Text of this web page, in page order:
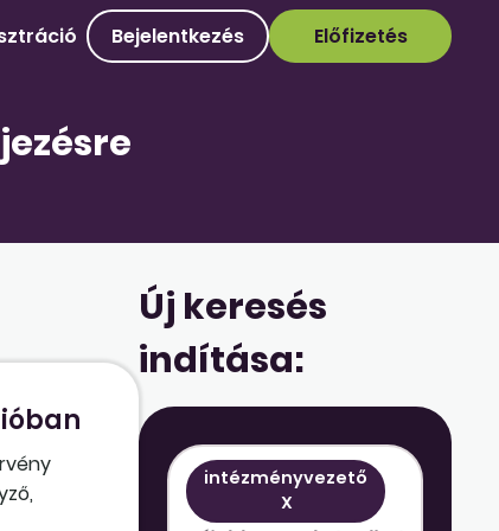
Bejelentkezés Előfizetés
Új keresés
indítása:
intézményvezető
X